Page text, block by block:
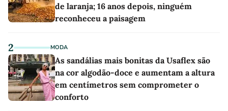
de laranja; 16 anos depois, ninguém
reconheceu a paisagem
2 MODA
As sandálias mais bonitas da Usaflex são
na cor algodão-doce e aumentam a altura
em centímetros sem comprometer o
conforto